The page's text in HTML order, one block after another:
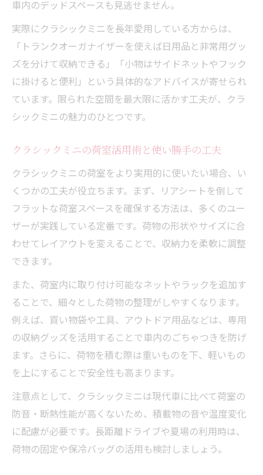
車内のデッドスペースも見逃せません。
実際にクラシックミニを長年愛用している方からは、
「トランクオーガナイザーを使えば日用品と非常用グッ
ズを分けて収納できる」「小物はサイドネットやフック
に掛けると便利」という具体的なアドバイスが寄せられ
ています。限られた空間を最大限に活かす工夫が、クラ
シックミニの魅力のひとつです。
クラシックミニの荷室活用術と使い勝手の工夫
クラシックミニの荷室をより実用的に使いたい場合、い
くつかの工夫が役立ちます。まず、リアシートを倒して
フラットな荷室スペースを確保する方法は、多くのユー
ザーが実践している定番です。荷物の形状やサイズに合
わせてレイアウトを変えることで、収納力を柔軟に調整
できます。
また、荷室内に取り付け可能なネットやラックを追加す
ることで、細々とした荷物の整理がしやすくなります。
例えば、買い物袋や工具、アウトドア用品などは、専用
の収納グッズを活用することで車内のごちゃつきを防げ
ます。さらに、荷物を積む際は重いものを下、軽いもの
を上にすることで安全性も高まります。
注意点として、クラシックミニは現代車に比べて荷室の
防音・断熱性能が高くないため、積載物の音や温度変化
に配慮が必要です。長距離ドライブや夏場の利用時は、
荷物の固定や保冷バッグの活用も検討しましょう。